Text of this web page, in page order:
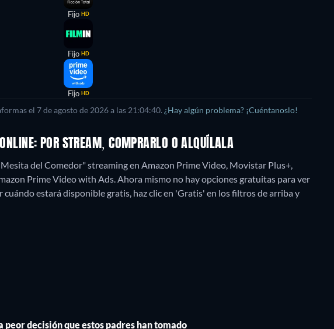
Fijo HD
Fijo HD
Fijo HD
el 7 de agosto de 2026a las 21:04:40. ¿Hay algún problema? ¡Cuéntanoslo!
POR STREAM, COMPRARLO O ALQUÍLALA
del Comedor" streaming en Amazon Prime Video, Movistar Plus+,
Prime Video with Ads.Ahora mismo no hay opciones gratuitas para ver
cuándo estará disponible gratis, haz clic en 'Gratis' en los filtros de arriba y
decisión que estos padres han tomado